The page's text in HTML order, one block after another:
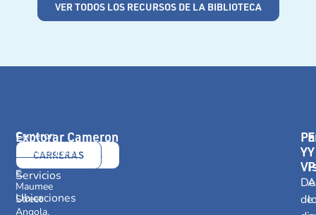
VER TODOS LOS RECURSOS DE LA BIBLIOTECA
Cameron
Health
416
E.
Maumee
Street
Angola,
CONTÁCTANOS
CARRERAS
Explorar Cameron
Proveedores
Servicios
Ubicaciones
Y
de
Y